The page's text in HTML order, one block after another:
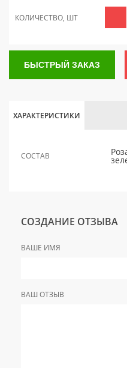
КОЛИЧЕСТВО, ШТ
БЫСТРЫЙ ЗАКАЗ
ХАРАКТЕРИСТИКИ
СОСТАВ
СОЗДАНИЕ ОТЗЫВА
ВАШЕ ИМЯ
ВАШ ОТЗЫВ